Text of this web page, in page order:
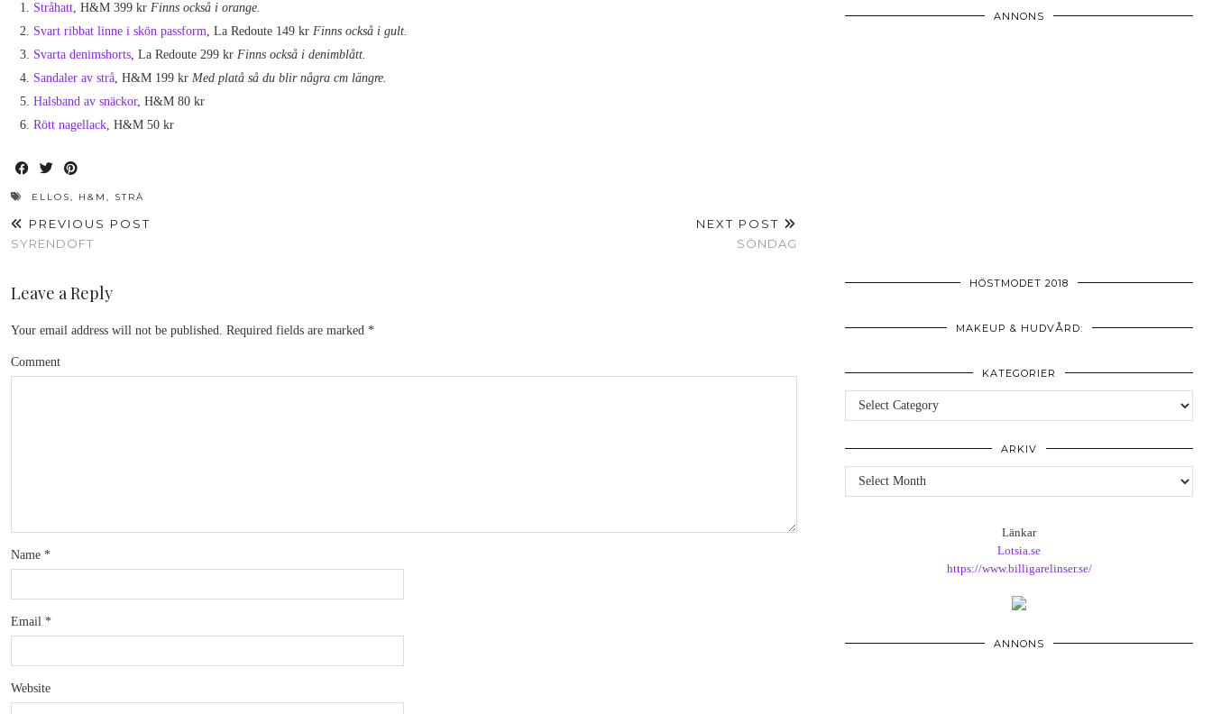
Stråhatt, H&M 399 kr Finns också i orange.
Svart ribbat linne i skön passform, La Redoute 149 kr Finns också i gult.
Svarta denimshorts, La Redoute 299 kr Finns också i denimblått.
Sandaler av strå, H&M 199 kr Med platå så du blir några cm längre.
Halsband av snäckor, H&M 80 kr
Rött nagellack, H&M 50 kr
ELLOS, H&M , STRÅ
PREVIOUS POST
SYRENDOFT
NEXT POST
SÖNDAG
Leave a Reply
Your email address will not be published. Required fields are marked *
Comment
Name *
Email *
Website
ANNONS
HÖSTMODET 2018
MAKEUP & HUDVÅRD:
KATEGORIER
Kategorier
ARKIV
Arkiv
Länkar
Lotsia.se
https://www.billigarelinser.se/
ANNONS